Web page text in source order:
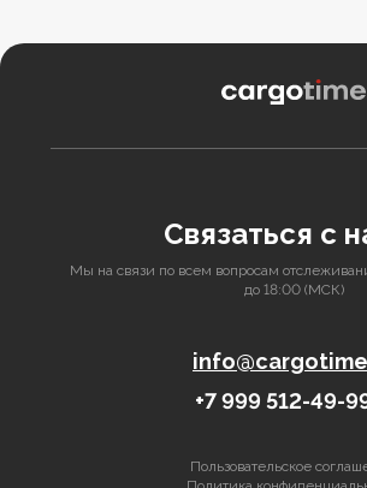
Связаться с
Мы на связи по всем вопросам
до 18:00 (МСК)
+7 999 512-49-
Пользовательское